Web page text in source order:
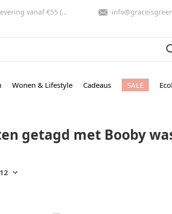
Wonen & Lifestyle Cadeaus SALE
vanaf €55 (NL, BE)
getagd met Booby